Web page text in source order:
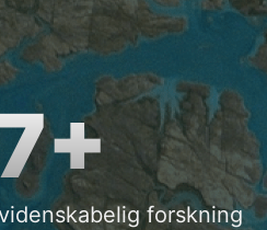
forskning